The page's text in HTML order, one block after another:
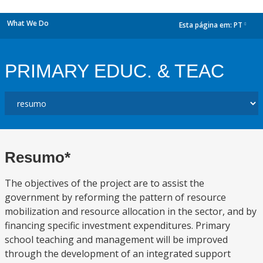
What We Do Esta página em: PT
PRIMARY EDUC. & TEAC
Resumo*
The objectives of the project are to assist the
government by reforming the pattern of resource
mobilization and resource allocation in the sector, and by
financing specific investment expenditures. Primary
school teaching and management will be improved
through the development of an integrated support